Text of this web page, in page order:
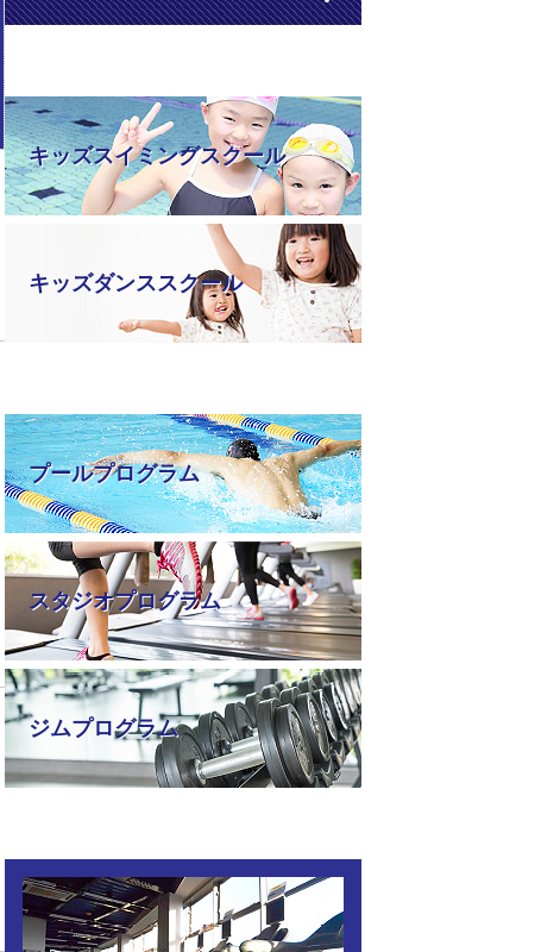
キッズスイミングスクール
キッズダンススクール
プールプログラム
スタジオプログラム
ジムプログラム